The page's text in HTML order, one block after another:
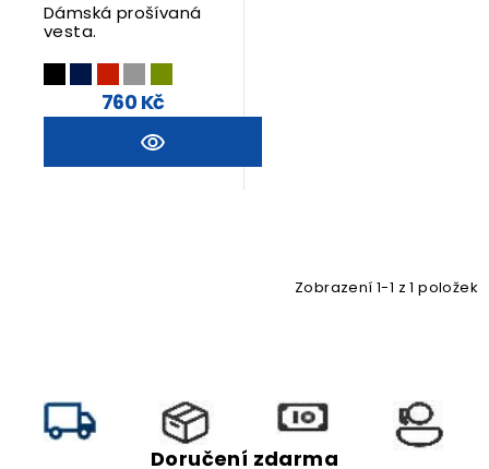
Dámská prošívaná
vesta.
760 Kč
Zobrazení 1-1 z 1 položek
Doručení zdarma